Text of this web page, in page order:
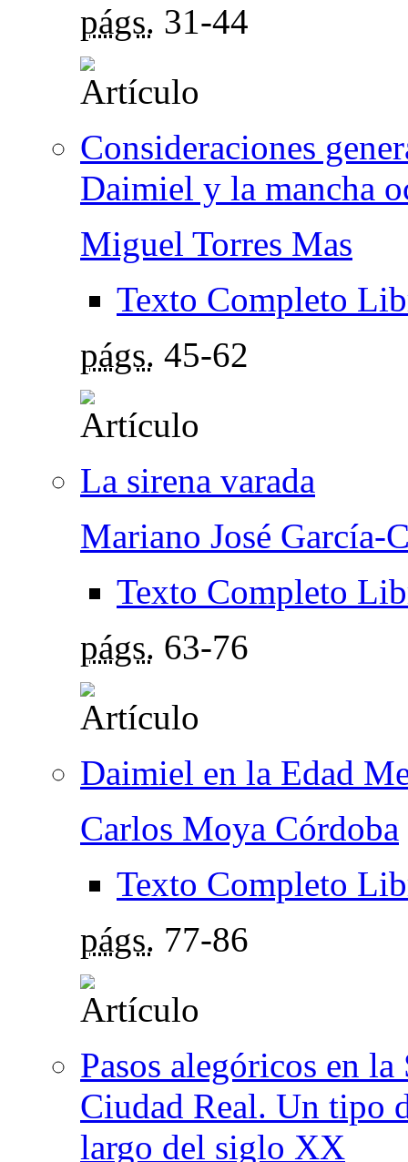
págs. 31-44
Consideraciones
Daimiel y la mancha
Miguel Torres Mas
Texto Completo
págs. 45-62
La sirena varada
Mariano José García-
Texto Completo
págs. 63-76
Daimiel en la Edad
Carlos Moya Córdoba
Texto Completo
págs. 77-86
Pasos alegóricos en
Ciudad Real. Un tipo
largo del siglo XX